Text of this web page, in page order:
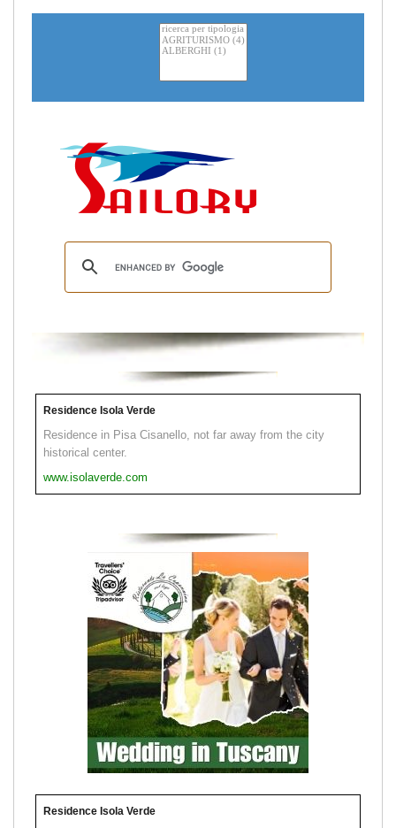
Residence Isola Verde
Residence in Pisa Cisanello, not far away from the city
historical center.
www.isolaverde.com
Residence Isola Verde